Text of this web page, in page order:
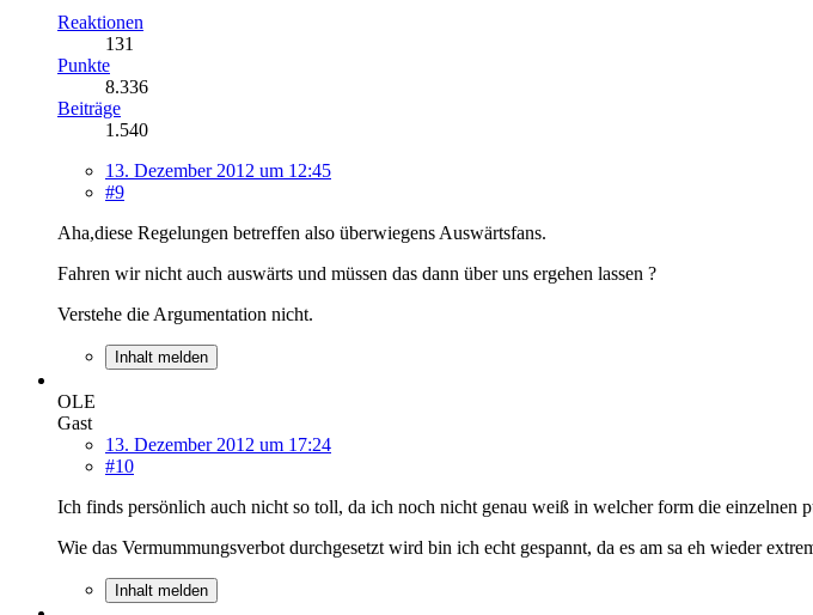
Reaktionen
131
Punkte
8.336
Beiträge
1.540
13. Dezember 2012 um 12:45
#9
Aha,diese Regelungen betreffen also überwiegens Auswärtsfans.
Fahren wir nicht auch auswärts und müssen das dann über uns ergehen lassen ?
Verstehe die Argumentation nicht.
Inhalt melden
OLE
Gast
13. Dezember 2012 um 17:24
#10
Ich finds persönlich auch nicht so toll, da ich noch nicht genau weiß in welcher form die einzelnen
Wie das Vermummungsverbot durchgesetzt wird bin ich echt gespannt, da es am sa eh wieder
Inhalt melden